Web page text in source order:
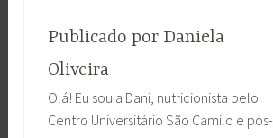
Publicado por Daniela
Oliveira
Olá! Eu sou a Dani, nutricionista pelo
Centro Universitário São Camilo e pós-